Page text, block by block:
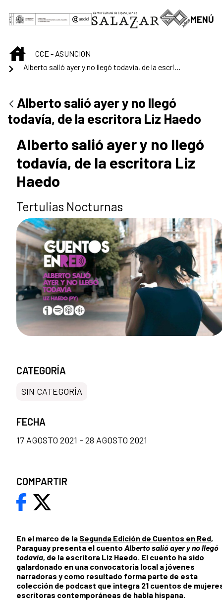
Saltar al contenido principal
MENÚ
INICIOCCE - ASUNCION
Alberto salió ayer y no llegó
todavía, de la escritora Liz Haedo
Alberto salió ayer y no llegó
todavía, de la escritora Liz
Haedo
Tertulias Nocturnas
En el marco de la Segunda Edición de Cuentos en Red,
Paraguay presenta el cuento Alberto salió ayer y no llegó
todavía, de la escritora Liz Haedo. El cuento ha sido
galardonado en una convocatoria local a jóvenes
narradoras y como resultado forma parte de esta
colección de podcast que integra 21 cuentos de
escritoras contemporáneas de habla hispana.
CATEGORÍA
SIN CATEGORÍA
FECHA
17 AGOSTO 2021 - 28 AGOSTO 2021
COMPARTIR